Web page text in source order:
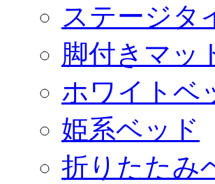
ステージタ
脚付きマッ
ホワイトベ
姫系ベッド
折りたたみ